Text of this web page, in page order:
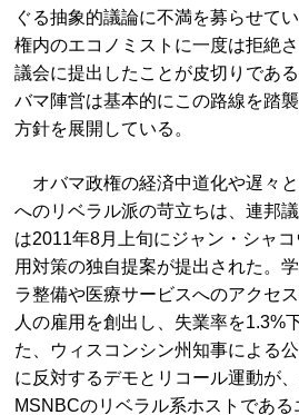
ぐる抽象的議論に不満を募らせて
権内のエコノミストに一度は拒絶
議会に提出したことが皮切りであ
バマ陣営は基本的にこの路線を踏
方針を展開している。
オバマ政権の経済中道化や遅々
へのリベラル派の苛立ちは、連邦
は2011年8月上旬にジャン・シャ
用対策の独自提案が提出された。
ラ整備や医療サービスへのアクセ
人の雇用を創出し、失業率を1.3%
た、ウィスコンシン州知事による
に反対するデモとリコール運動が
MSNBCのリベラル系ホストであ